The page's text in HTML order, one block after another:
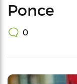
Ponce
0